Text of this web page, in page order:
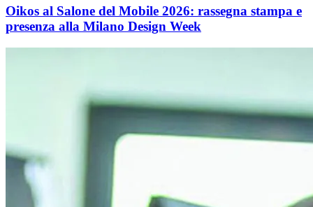
Oikos al Salone del Mobile 2026: rassegna stampa e
presenza alla Milano Design Week